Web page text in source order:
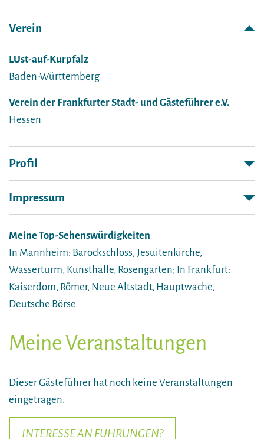
Verein
LUst-auf-Kurpfalz
Baden-Württemberg
Verein der Frankfurter Stadt- und Gästeführer e.V.
Hessen
Profil
Impressum
Meine Top-Sehenswürdigkeiten
In Mannheim: Barockschloss, Jesuitenkirche,
Wasserturm, Kunsthalle, Rosengarten; In Frankfurt:
Kaiserdom, Römer, Neue Altstadt, Hauptwache,
Deutsche Börse
Meine Veranstaltungen
Dieser Gästeführer hat noch keine Veranstaltungen
eingetragen.
INTERESSE AN FÜHRUNGEN?